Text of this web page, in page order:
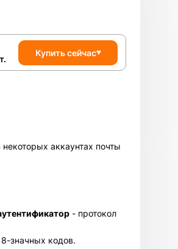
Купить сейчас
некоторых аккаунтах почты
- протокол
значных кодов.